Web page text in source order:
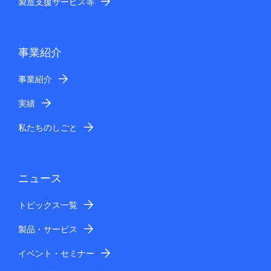
事業紹介
事業紹介
実績
私たちのしごと
ニュース
トピックス一覧
製品・サービス
イベント・セミナー